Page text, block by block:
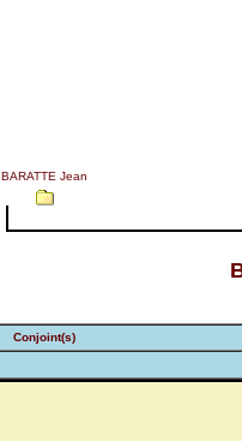
BARATTE Jean
Conjoint(s)